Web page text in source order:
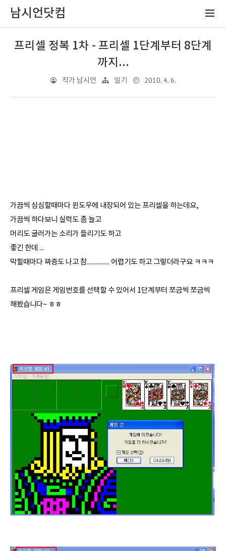
남시언닷컴
프리셀 정복 1차 - 프리셀 1단계부터 8단계
까지...
작가 남시언 일기 2010. 4. 6.
가끔씩 심심할때마다 윈도우에 내장되어 있는 프리셀을 하는데요,
가끔씩 하다보니 실력도 좀 늘고
머리도 굴러가는 소리가 들리기도 하고
좋긴 한데 ...
막힐때마다 짜증도 나고 참............... 어렵기도 하고 그렇더라구요 ㅋㅋㅋ
프리셀 게임은 게임번호를 선택할 수 있어서 1단계부터 쪼금씩 쪼금씩
해봤습니다~ ㅎㅎ